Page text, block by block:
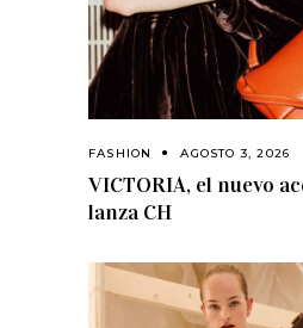
FASHION AGOSTO 3, 2026
VICTORIA, el nuevo
lanza CH